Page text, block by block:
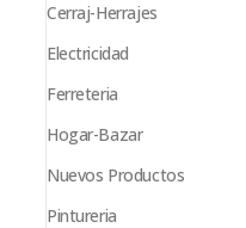
Cerraj-Herrajes
Electricidad
Ferreteria
Hogar-Bazar
Nuevos Productos
Pintureria